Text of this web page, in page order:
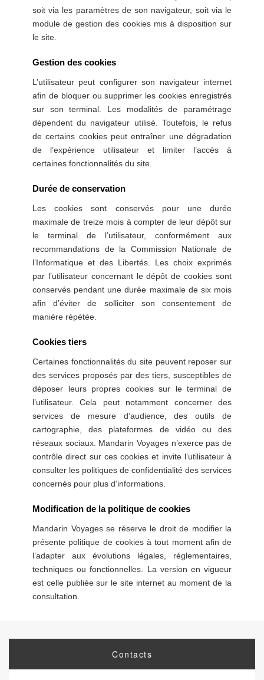
soit via les paramètres de son navigateur, soit via le
module de gestion des cookies mis à disposition sur
le site.
Gestion des cookies
L’utilisateur peut configurer son navigateur internet
afin de bloquer ou supprimer les cookies enregistrés
sur son terminal. Les modalités de paramétrage
dépendent du navigateur utilisé. Toutefois, le refus
de certains cookies peut entraîner une dégradation
de l’expérience utilisateur et limiter l’accès à
certaines fonctionnalités du site.
Durée de conservation
Les cookies sont conservés pour une durée
maximale de treize mois à compter de leur dépôt sur
le terminal de l’utilisateur, conformément aux
recommandations de la Commission Nationale de
l’Informatique et des Libertés. Les choix exprimés
par l’utilisateur concernant le dépôt de cookies sont
conservés pendant une durée maximale de six mois
afin d’éviter de solliciter son consentement de
manière répétée.
Cookies tiers
Certaines fonctionnalités du site peuvent reposer sur
des services proposés par des tiers, susceptibles de
déposer leurs propres cookies sur le terminal de
l’utilisateur. Cela peut notamment concerner des
services de mesure d’audience, des outils de
cartographie, des plateformes de vidéo ou des
réseaux sociaux. Mandarin Voyages n’exerce pas de
contrôle direct sur ces cookies et invite l’utilisateur à
consulter les politiques de confidentialité des services
concernés pour plus d’informations.
Modification de la politique de cookies
Mandarin Voyages se réserve le droit de modifier la
présente politique de cookies à tout moment afin de
l’adapter aux évolutions légales, réglementaires,
techniques ou fonctionnelles. La version en vigueur
est celle publiée sur le site internet au moment de la
consultation.
Contacts